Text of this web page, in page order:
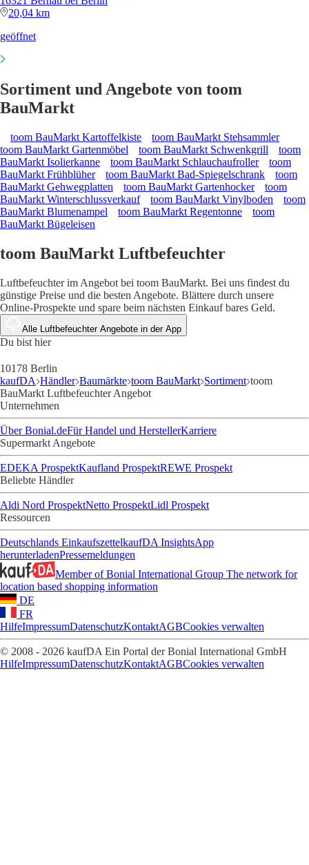
20,04 km
geöffnet
Sortiment und Angebote von toom
BauMarkt
toom BauMarkt Kartoffelkiste
toom BauMarkt Stehsammler
toom BauMarkt Gartenmöbel
toom BauMarkt Schwenkgrill
toom
BauMarkt Isolierkanne
toom BauMarkt Schlauchaufroller
toom
BauMarkt Frühblüher
toom BauMarkt Bad-Spiegelschrank
toom
BauMarkt Gehwegplatten
toom BauMarkt Gartenhocker
toom
BauMarkt Winterschlussverkauf
toom BauMarkt Vinylboden
toom
BauMarkt Blumenampel
toom BauMarkt Regentonne
toom
BauMarkt Bügeleisen
toom BauMarkt Luftbefeuchter
Luftbefeuchter im Angebot bei toom BauMarkt. Bei uns findest du
günstige Preise und die besten Angebote. Blättere durch unsere
Online-Prospekte und spare beim nächsten Einkauf bares Geld.
Alle Luftbefeuchter Angebote in der App
Du bist hier
10178 Berlin
kaufDA Händler Baumärkte toom BauMarkt Sortiment toom
BauMarkt Luftbefeuchter Angebot
Unternehmen
Über Bonial.deFür Handel und HerstellerKarriere
Supermarkt Angebote
EDEKA ProspektKaufland ProspektREWE Prospekt
Beliebte Händler
Aldi Nord ProspektNetto ProspektLidl Prospekt
Ressourcen
Deutschlands EinkaufszettelkaufDA InsightsApp
herunterladenPressemeldungen
Member of Bonial International Group The network for
location based shopping information
DE
FR
HilfeImpressumDatenschutzKontaktAGBCookies verwalten
© 2008 - 2026 kaufDA Ein Portal der Bonial International GmbH
HilfeImpressumDatenschutzKontaktAGBCookies verwalten